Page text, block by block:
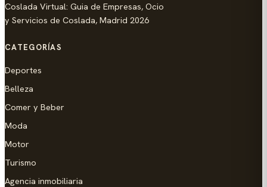
Coslada Virtual: Guia de Empresas, Ocio
y Servicios de Coslada, Madrid 2026
CATEGORÍAS
Deportes
Belleza
Comer y Beber
Moda
Motor
Turismo
Agencia inmobiliaria